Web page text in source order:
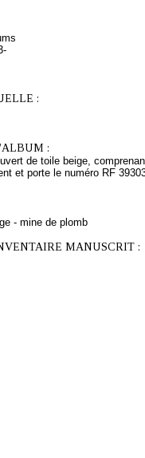
:
:
de toile beige,
et porte le numéro RF
- mine de plomb
MANUSCRIT :